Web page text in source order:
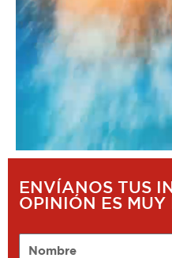
ENVÍANOS TUS
OPINIÓN ES MUY